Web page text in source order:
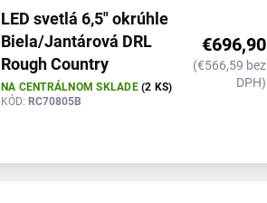
LED svetlá 6,5" okrúhle
Biela/Jantárová DRL
Rough Country
NA CENTRÁLNOM SKLADE(2 KS)
KÓD: RC70805B
€696,90
(€566,59 bez
DPH)